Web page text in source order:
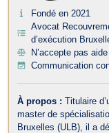
Fondé en 2021
Avocat
d’exécution
N’accepte pas
Communication
À propos : Titulaire
master de
Bruxelles (ULB), il a